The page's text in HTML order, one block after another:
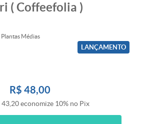
( Coffeefolia )
Plantas Médias
LANÇAMENTO
R$ 48,00
43,20economize 10% no Pix